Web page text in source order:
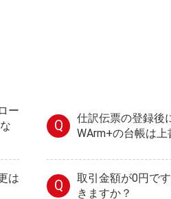
ー
Q
仕訳伝票の登録後
WArm+の台帳は上
は
Q
取引金額が0円で
きますか？